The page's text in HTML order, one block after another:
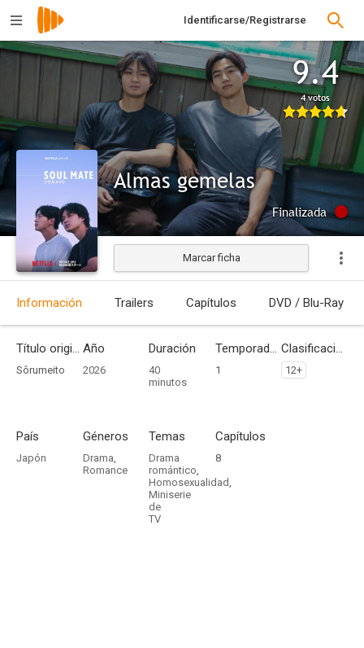
Identificarse/Registrarse
9.4
4 votos
Almas gemelas
Finalizada
Marcar ficha
Información Trailers Capítulos DVD / Blu-Ray
Título original
Sôrumeito
Año
2026
Duración
40
minutos
Temporadas
1
Clasificación por edades
12+
País
Japón
Géneros
Drama,
Romance
Temas
Drama
romántico,
Homosexualidad,
Miniserie
de
TV
Capítulos
8